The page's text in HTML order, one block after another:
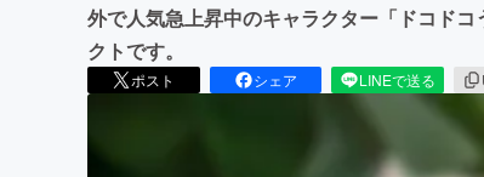
外で人気急上昇中のキャラクター「ドコド
クトです。
ポスト シェア LINEで送る